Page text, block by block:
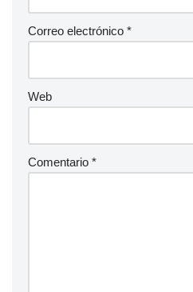
Correo electrónico *
Web
Comentario *